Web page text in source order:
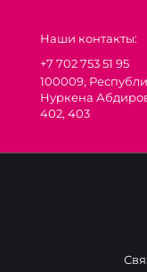
Наши контакты:
+7 702 753 51 95
100009,
Нуркена
402, 403